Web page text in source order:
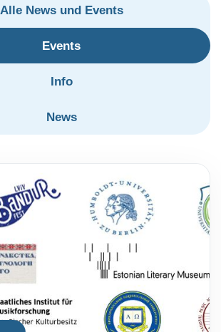
Alle News und Events
Events
Info
News